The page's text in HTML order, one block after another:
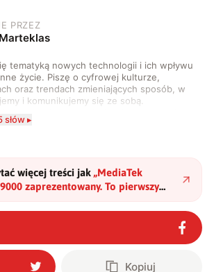
PRZEZ
tematyką nowych technologii i ich wpływu
życie. Piszę o cyfrowej kulturze,
oraz trendach zmieniających sposób, w
i komunikujemy się ze sobą.
a współczesną popkulturą. W wolnych
słów ▸
więcej treści jak „MediaTek
zaprezentowany. To pierwszy
firmy w litografii 4 nm"?
Kopiuj